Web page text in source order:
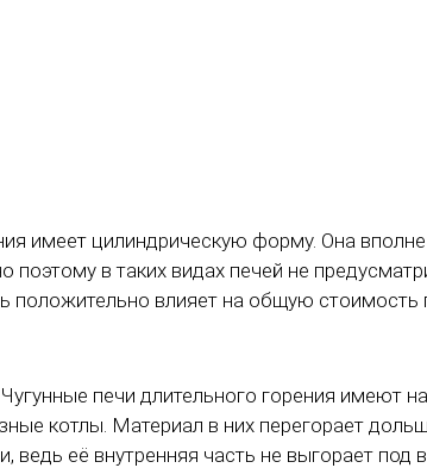
имеет цилиндрическую форму. Она
в таких видах печей не
положительно влияет на общую стоимость
печи длительного горения имеют
котлы. Материал в них перегорает
ведь её внутренняя часть не выгорает под